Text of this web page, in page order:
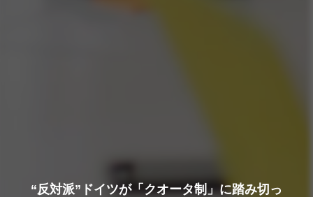
“反対派”ドイツが「クオータ制」に踏み切っ